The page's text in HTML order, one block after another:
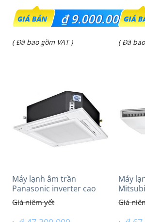
Giá
là:
₫9.000.000
Giá
( Đã bao gồm VAT )
Giá
là:
Giá
₫
( Đã
Máy lạnh âm trần
Panasonic inverter cao
cấp (6.0Hp) S-
3448PU3HA/U-48PRH1H5
Máy
cấp –